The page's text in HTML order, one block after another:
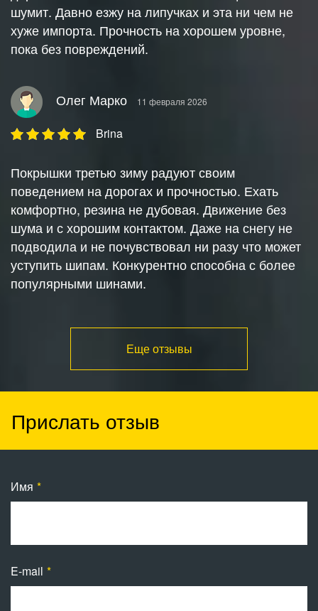
шумит. Давно езжу на липучках и эта ни чем не
хуже импорта. Прочность на хорошем уровне,
пока без повреждений.
Олег Марко 11 февраля 2026
Brina
Покрышки третью зиму радуют своим
поведением на дорогах и прочностью. Ехать
комфортно, резина не дубовая. Движение без
шума и с хорошим контактом. Даже на снегу не
подводила и не почувствовал ни разу что может
уступить шипам. Конкурентно способна с более
популярными шинами.
Еще отзывы
Прислать отзыв
Имя
E-mail